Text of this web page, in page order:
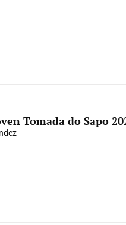
Tomada do Sapo